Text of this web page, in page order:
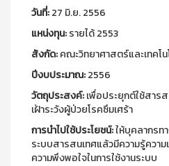
วันที่:27 มิ.ย. 2556
แหน่งทุน:รายได้ 2553
สังกัด:คณะวิทยาศาสตร์และเทคโ
ปีงบประมาณ:2556
วัตถุประสงค์:เพื่อประยุกต์ใช้สาร
เฝ้าระวังผู้ป่วยโรคซึมเศร้า
การนำไปใช้ประโยชน์:ให้บุคลากรท
ระบบสารสนเทศแล้วมีความรู้ความ
ความพึงพอใจในการใช้งานระบบ